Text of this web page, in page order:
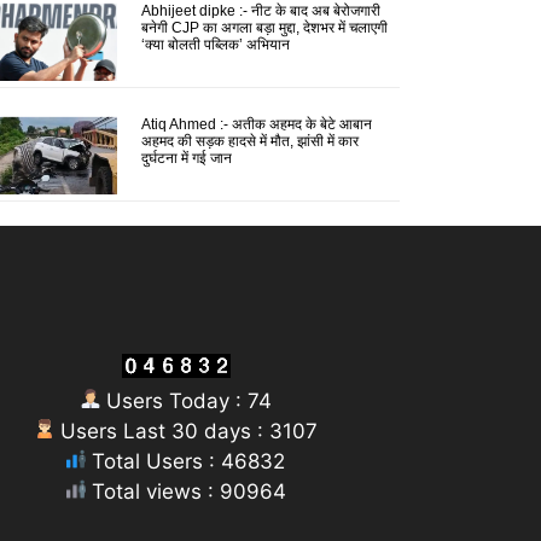
Abhijeet dipke :- नीट के बाद अब बेरोजगारी
बनेगी CJP का अगला बड़ा मुद्दा, देशभर में चलाएगी
‘क्या बोलती पब्लिक’ अभियान
Atiq Ahmed :- अतीक अहमद के बेटे आबान
अहमद की सड़क हादसे में मौत, झांसी में कार
दुर्घटना में गई जान
Users Today : 74
Users Last 30 days : 3107
Total Users : 46832
Total views : 90964